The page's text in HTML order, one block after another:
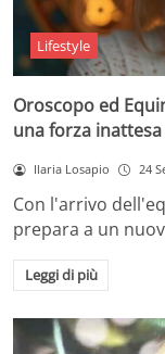
Lifestyle
Oroscopo ed
una forza
Ilaria Losapio 24
Con l'arrivo
prepara a un
Leggi di più